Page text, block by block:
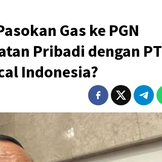
Gas ke PGN
Pribadi dengan PT
Indonesia?